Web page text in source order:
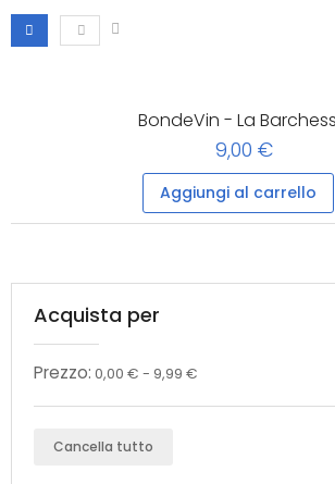
BondeVin - La
9,00 €
Aggiungi al carrello
Acquista per
Prezzo: 0,00 € - 9,99 €
Cancella tutto